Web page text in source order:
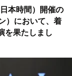
本時間）開催の
）において、着
を果たしまし